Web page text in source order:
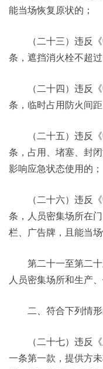
能当场恢复原状的；
（二十三）违反《
条，遮挡消火栓不超
（二十四）违反《
条，临时占用防火间
（二十五）违反《
条，占用、堵塞、封
影响应急状态使用的；
（二十六）违反《
条，人员密集场所在
栏、广告牌，且能当场
第二十一至第二十
人员密集场所和生产
二、符合下列情形
（二十七）违反《
一条第一款，提供方